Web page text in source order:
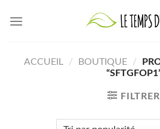
ACCUEIL / BOUTIQUE /
FILTRER